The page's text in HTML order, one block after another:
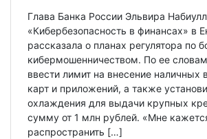
Глава Банка России Эльвира
«Кибербезопасность в финансах» в
рассказала о планах регулятора по
кибермошенничеством. По ее
ввести лимит на внесение наличных
карт и приложений, а также
охлаждения для выдачи крупных
сумму от 1 млн рублей. «Мне
распространить […]